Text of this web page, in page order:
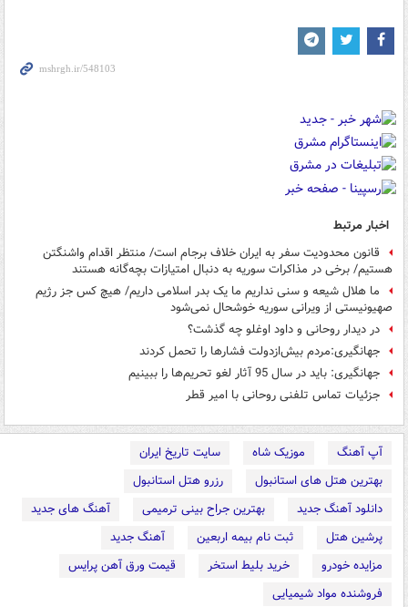
اخبار مرتبط
قانون محدودیت سفر به ایران خلاف برجام است/ منتظر اقدام واشنگتن
هستیم/ برخی در مذاکرات سوریه به دنبال امتیازات بچه‌گانه هستند
ما هلال شیعه و سنی نداریم ما یک بدر اسلامی داریم/ هیچ کس جز رژیم
صهیونیستی از ویرانی سوریه خوشحال نمی‌شود
در دیدار روحانی و داود اوغلو چه گذشت؟
جهانگیری:مردم بیش‌ازدولت فشارها را تحمل کردند
جهانگیری: باید در سال 95 آثار لغو تحریم‌ها را ببینیم
جزئیات تماس تلفنی روحانی با امیر قطر
آپ آهنگ موزیک شاه
سایت تاریخ ایران
بهترین هتل های استانبول
رزرو هتل استانبول
دانلود آهنگ جدید
بهترین جراح بینی ترمیمی
آهنگ های جدید
پرشین هتل
ثبت نام بیمه اربعین
آهنگ جدید
مزایده خودرو
خرید بلیط استخر
قیمت ورق آهن پرایس
فروشنده مواد شیمیایی